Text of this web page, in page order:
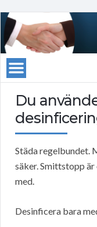
Du
Städa regelbundet.
säker. Smittstopp
med.
Desinficera bara